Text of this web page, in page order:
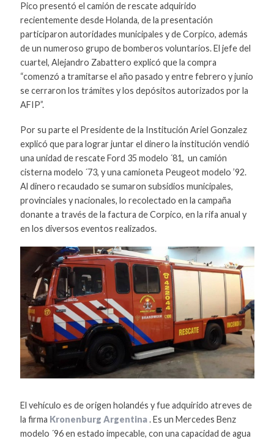
Pico presentó el camión de rescate adquirido
recientemente desde Holanda, de la presentación
participaron autoridades municipales y de Corpico, además
de un numeroso grupo de bomberos voluntarios. El jefe del
cuartel, Alejandro Zabattero explicó que la compra
“comenzó a tramitarse el año pasado y entre febrero y junio
se cerraron los trámites y los depósitos autorizados por la
AFIP”.
Por su parte el Presidente de la Institución Ariel Gonzalez
explicó que para lograr juntar el dinero la institución vendió
una unidad de rescate Ford 35 modelo ´81, un camión
cisterna modelo ´73, y una camioneta Peugeot modelo ’92.
Al dinero recaudado se sumaron subsidios municipales,
provinciales y nacionales, lo recolectado en la campaña
donante a través de la factura de Corpico, en la rifa anual y
en los diversos eventos realizados.
El vehículo es de origen holandés y fue adquirido atreves de
la firma Kronenburg Argentina . Es un Mercedes Benz
modelo ´96 en estado impecable, con una capacidad de agua